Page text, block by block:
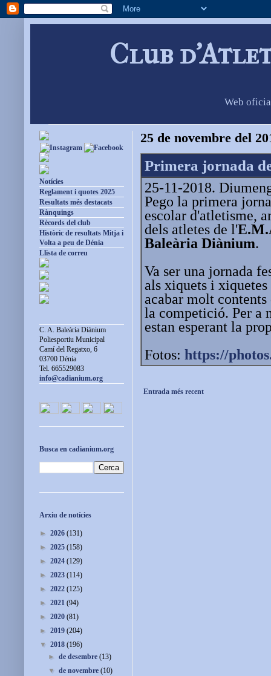
Club
Web
25 de novembre del
Primera jornada
25-11-2018.
Pego la primera
escolar d'atletisme,
dels atletes de l'
Baleària Diànium.
Va ser una jornada
als xiquets i
acabar molt
la competició. Per a
estan esperant la
Fotos: https://
Entrada més recent
Notícies
Reglament i quotes 2025
Resultats més destacats
Rànquings
Rècords del club
Històric de resultats Mitja i
Volta a peu de Dénia
Llista de correu
C. A. Baleària Diànium
Poliesportiu Municipal
Camí del Regatxo, 6
03700 Dénia
Tel. 665529083
info@cadianium.org
Busca en cadianium.org
Arxiu de notícies
► 2026 (131)
► 2025 (158)
► 2024 (129)
► 2023 (114)
► 2022 (125)
► 2021 (94)
► 2020 (81)
► 2019 (204)
▼ 2018 (196)
►de desembre(13)
▼de novembre(10)